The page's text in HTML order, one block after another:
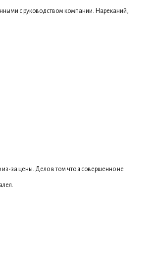
с руководством компании. Нареканий,
за цены. Дело в том что я совершенно не